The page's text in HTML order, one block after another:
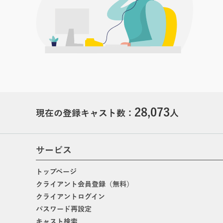
現在の登録キャスト数： 28,073人
サービス
トップページ
クライアント会員登録（無料）
クライアントログイン
パスワード再設定